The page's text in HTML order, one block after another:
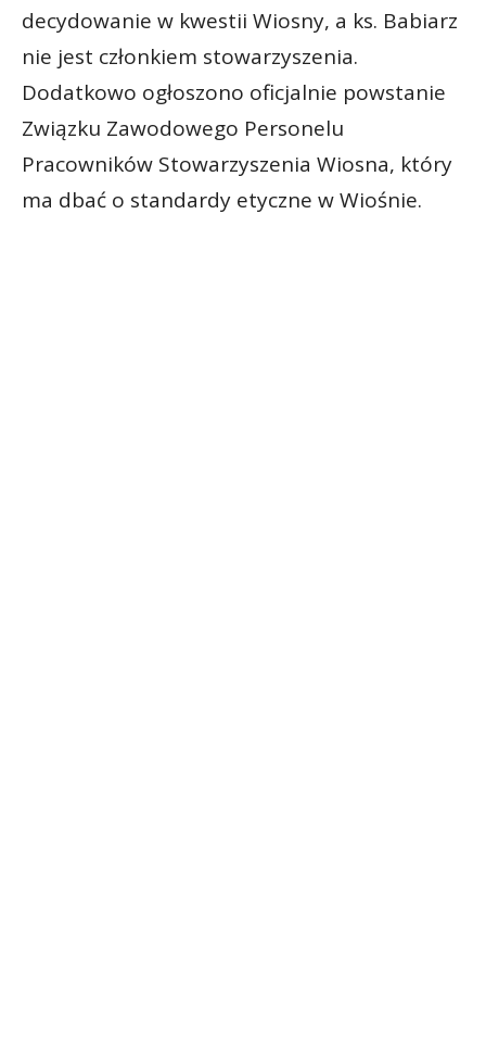
decydowanie w kwestii Wiosny, a ks. Babiarz
nie jest członkiem stowarzyszenia.
Dodatkowo ogłoszono oficjalnie powstanie
Związku Zawodowego Personelu
Pracowników Stowarzyszenia Wiosna, który
ma dbać o standardy etyczne w Wiośnie.